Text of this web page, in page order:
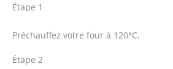
Étape 1
Préchauffez votre four à 120°C.
Étape 2